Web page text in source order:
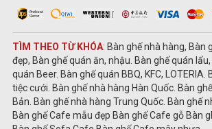
TÌM THEO TỪ KHÓA: Bàn ghế nhà hàng, Bàn
đẹp, Bàn ghế quán ăn, nhậu. Bàn ghế quán
quán Beer. Bàn ghế quán BBQ, KFC, LOTERIA.
tiệc cưới. Bàn ghế nhà hàng Hàn Quốc. Bàn
Bản. Bàn ghế nhà hàng Trung Quốc. Bàn ghế
Bàn ghế Cafe mẫu đẹp Bàn ghế Cafe gỗ Bàn